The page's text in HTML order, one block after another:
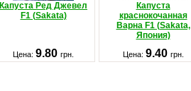
Капуста Ред Джевел
F1 (Sakata)
Капуста
краснокочанная
Варна F1 (Sakata,
Япония)
Цена: 9.80 грн. Цена: 9.40 грн.